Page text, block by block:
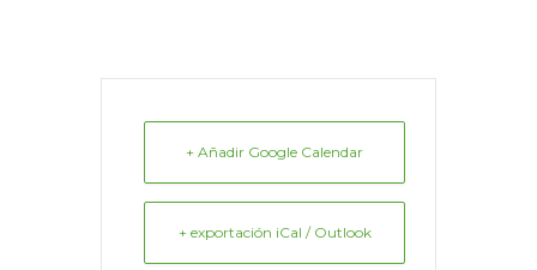
+ Añadir Google Calendar
+ exportación iCal / Outlook